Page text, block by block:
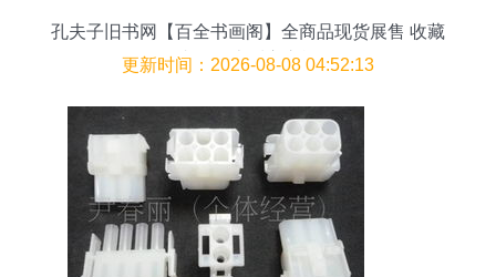
孔夫子旧书网【百全书画阁】全商品现货展售 收藏
者的纸上觅宝之旅
更新时间：2026-08-08 04:52:13